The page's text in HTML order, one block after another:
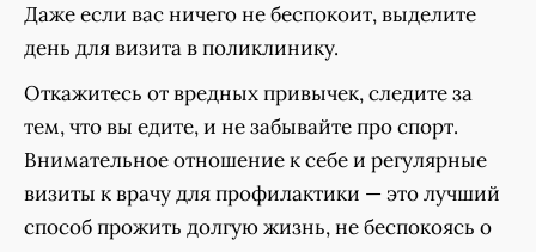
Даже если вас ничего не беспокоит, выделите
день для визита в поликлинику.
Откажитесь от вредных привычек, следите за
тем, что вы едите, и не забывайте про спорт.
Внимательное отношение к себе и регулярные
визиты к врачу для профилактики — это лучший
способ прожить долгую жизнь, не беспокоясь о